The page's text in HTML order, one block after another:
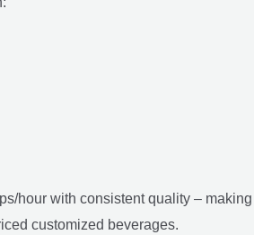
hour with consistent quality –
customized beverages.